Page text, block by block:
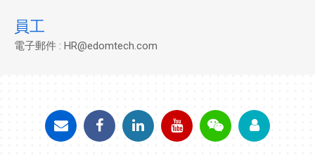
員工
電子郵件 : HR@edomtech.com